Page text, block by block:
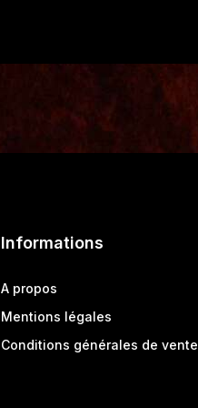
Informations
A propos
Mentions légales
Conditions générales de vente